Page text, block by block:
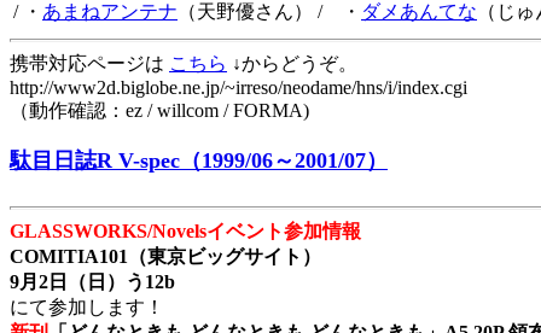
/ ・ あまねアンテナ （天野優さん） / ・ ダメあんてな （じ
携帯対応ページは こちら ↓からどうぞ。
http://www2d.biglobe.ne.jp/~irreso/neodame/hns/i/index.cgi
（動作確認：ez / willcom / FORMA)
駄目日誌R V-spec（1999/06～2001/07）
GLASSWORKS/Novelsイベント参加情報
COMITIA101（東京ビッグサイト）
9月2日（日）う12b
にて参加します！